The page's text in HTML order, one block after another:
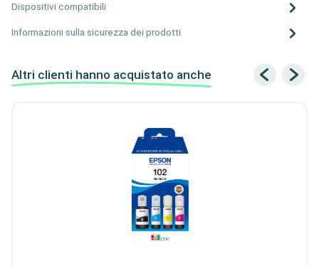
Dispositivi compatibili
Informazioni sulla sicurezza dei prodotti
Altri clienti hanno acquistato anche